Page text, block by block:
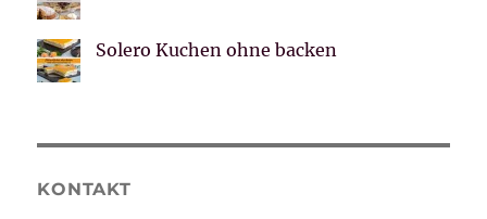
Solero Kuchen ohne backen
KONTAKT